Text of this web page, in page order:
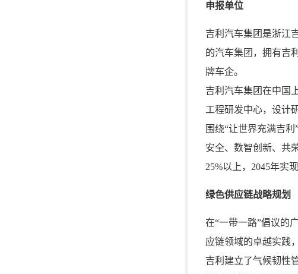
申报单位
吉利汽车集团是浙江
的汽车集团，拥有吉
牌车企。
吉利汽车集团在中国
工程研发中心，设计
围绕“让世界充满吉
安全、数智创新、共
25%以上，2045年实
绿色供应链战略规划
在“一带一路”倡议的
应链领域的卓越实践
吉利建立了气候韧性